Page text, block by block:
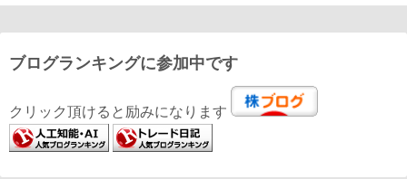
ブログランキングに参加中です
クリック頂けると励みになります